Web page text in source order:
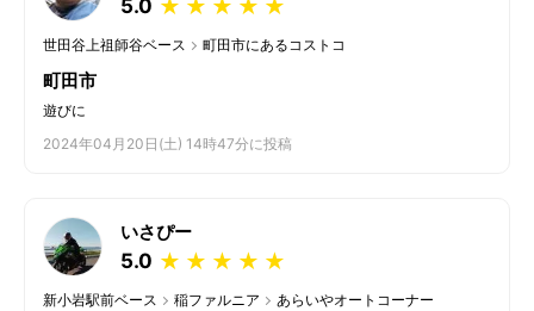
5.0 ★
★
★
★
★
世田谷上祖師谷ベース 町田市にあるコストコ
町田市
遊びに
2024年04月20日(土) 14時47分に投稿
いさぴー
5.0 ★
★
★
★
★
新小岩駅前ベース 稲ファルニア あらいやオートコーナー